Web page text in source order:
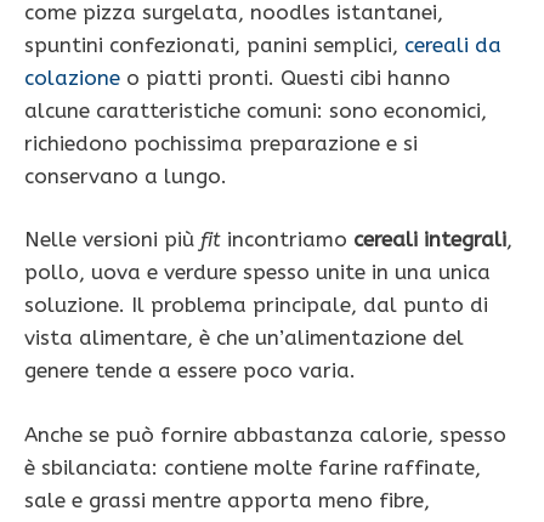
come pizza surgelata, noodles istantanei,
spuntini confezionati, panini semplici, cereali da
colazione o piatti pronti. Questi cibi hanno
alcune caratteristiche comuni: sono economici,
richiedono pochissima preparazione e si
conservano a lungo.
Nelle versioni più fit incontriamo cereali integrali,
pollo, uova e verdure spesso unite in una unica
soluzione. Il problema principale, dal punto di
vista alimentare, è che un’alimentazione del
genere tende a essere poco varia.
Anche se può fornire abbastanza calorie, spesso
è sbilanciata: contiene molte farine raffinate,
sale e grassi mentre apporta meno fibre,